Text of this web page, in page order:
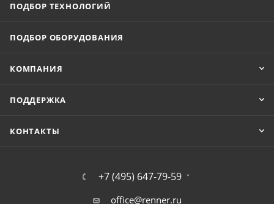
ПОДБОР ТЕХНОЛОГИЙ
ПОДБОР ОБОРУДОВАНИЯ
КОМПАНИЯ
ПОДДЕРЖКА
КОНТАКТЫ
+7 (495) 647-79-59
office@renner.ru